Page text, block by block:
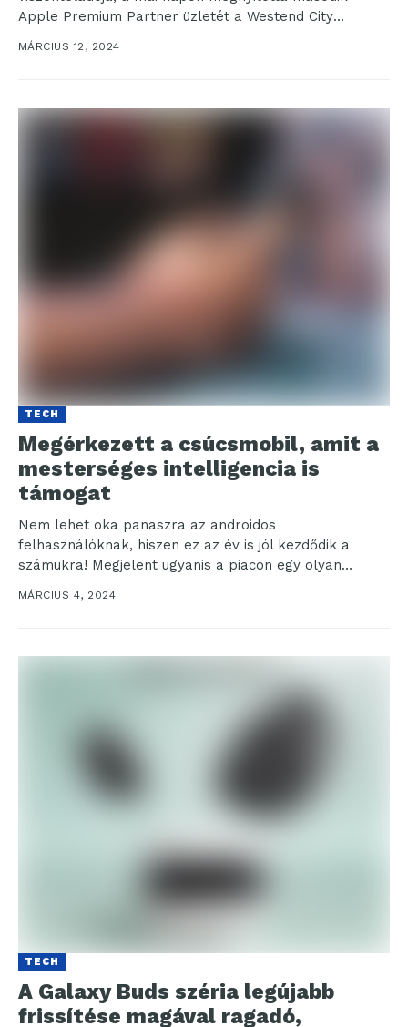
Apple Premium Partner üzletét a Westend City
Centerben. A lépés...
MÁRCIUS 12, 2024
TECH
Megérkezett a csúcsmobil, amit a
mesterséges intelligencia is
támogat
Nem lehet oka panaszra az androidos
felhasználóknak, hiszen ez az év is jól kezdődik a
számukra! Megjelent ugyanis a piacon egy olyan
csúcsmodell,...
MÁRCIUS 4, 2024
TECH
A Galaxy Buds széria legújabb
frissítése magával ragadó,